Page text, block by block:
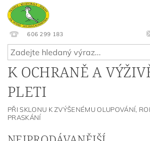
606 299 183
K OCHRANĚ A
PLETI
PŘI SKLONU K ZVÝŠENÉMU OLUPOVÁNÍ,
PRASKÁNÍ